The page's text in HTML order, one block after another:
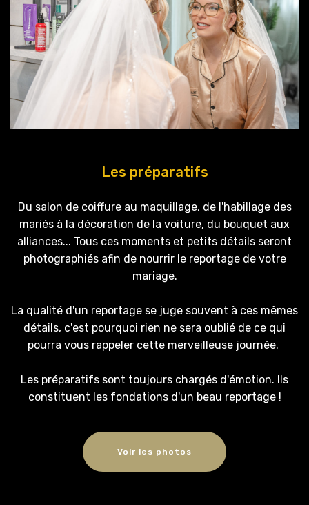
Les préparatifs
Du salon de coiffure au maquillage, de l'habillage des
mariés à la décoration de la voiture, du bouquet aux
alliances... Tous ces moments et petits détails seront
photographiés afin de nourrir le reportage de votre
mariage.
La qualité d'un reportage se juge souvent à ces mêmes
détails, c'est pourquoi rien ne sera oublié de ce qui
pourra vous rappeler cette merveilleuse journée.
Les préparatifs sont toujours chargés d'émotion. Ils
constituent les fondations d'un beau reportage !
Voir les photos